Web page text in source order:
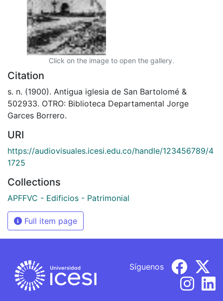
Click on the image to open the gallery.
Citation
s. n. (1900). Antigua iglesia de San Bartolomé &
502933. OTRO: Biblioteca Departamental Jorge
Garces Borrero.
URI
https://audiovisuales.icesi.edu.co/handle/123456789/4
1725
Collections
APFFVC - Edificios - Patrimonial
Full item page
Síguenos